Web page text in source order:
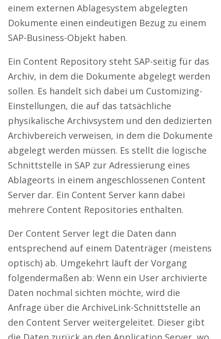
einem externen Ablagesystem abgelegten
Dokumente einen eindeutigen Bezug zu einem
SAP-Business-Objekt haben.
Ein Content Repository steht SAP-seitig für das
Archiv, in dem die Dokumente abgelegt werden
sollen. Es handelt sich dabei um Customizing-
Einstellungen, die auf das tatsächliche
physikalische Archivsystem und den dedizierten
Archivbereich verweisen, in dem die Dokumente
abgelegt werden müssen. Es stellt die logische
Schnittstelle in SAP zur Adressierung eines
Ablageorts in einem angeschlossenen Content
Server dar. Ein Content Server kann dabei
mehrere Content Repositories enthalten.
Der Content Server legt die Daten dann
entsprechend auf einem Datenträger (meistens
optisch) ab. Umgekehrt läuft der Vorgang
folgendermaßen ab: Wenn ein User archivierte
Daten nochmal sichten möchte, wird die
Anfrage über die ArchiveLink-Schnittstelle an
den Content Server weitergeleitet. Dieser gibt